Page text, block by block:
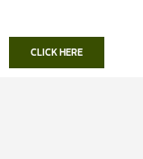
CLICK HERE